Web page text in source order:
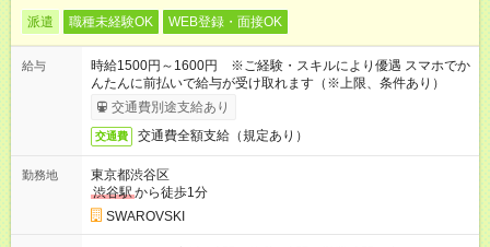
派遣 職種未経験OK WEB登録・面接OK
給与
時給1500円～1600円 ※ご経験・スキルにより優遇 スマホでか
んたんに前払いで給与が受け取れます（※上限、条件あり）
交通費別途支給あり
交通費 交通費全額支給（規定あり）
勤務地
東京都渋谷区
渋谷駅から徒歩1分
SWAROVSKI